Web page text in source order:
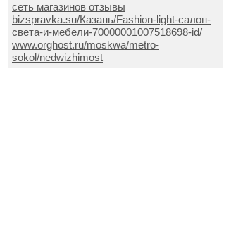
сеть магазинов отзывы
bizspravka.su/Казань/Fashion-light-салон-
света-и-мебели-70000001007518698-id/
www.orghost.ru/moskwa/metro-
sokol/nedwizhimost